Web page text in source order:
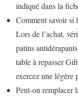
indiqué dans la
Comment savoir si
Lors de l’achat,
patins
table à repasser
exercez une légère
Peut-on remplacer